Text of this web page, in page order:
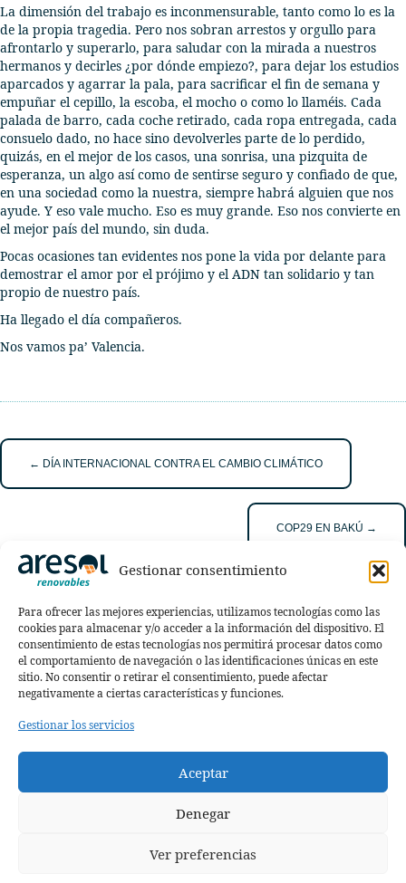
Gestionar consentimiento
Para ofrecer las mejores experiencias, utilizamos tecnologías como las
cookies para almacenar y/o acceder a la información del dispositivo. El
consentimiento de estas tecnologías nos permitirá procesar datos como
el comportamiento de navegación o las identificaciones únicas en este
sitio. No consentir o retirar el consentimiento, puede afectar
negativamente a ciertas características y funciones.
Gestionar los servicios
Aceptar
Denegar
Ver preferencias
La dimensión del trabajo es inconmensurable, tanto como lo es la
de la propia tragedia. Pero nos sobran arrestos y orgullo para
afrontarlo y superarlo, para saludar con la mirada a nuestros
hermanos y decirles ¿por dónde empiezo?, para dejar los estudios
aparcados y agarrar la pala, para sacrificar el fin de semana y
empuñar el cepillo, la escoba, el mocho o como lo llaméis. Cada
palada de barro, cada coche retirado, cada ropa entregada, cada
consuelo dado, no hace sino devolverles parte de lo perdido,
quizás, en el mejor de los casos, una sonrisa, una pizquita de
esperanza, un algo así como de sentirse seguro y confiado de que,
en una sociedad como la nuestra, siempre habrá alguien que nos
ayude. Y eso vale mucho. Eso es muy grande. Eso nos convierte en
el mejor país del mundo, sin duda.
Pocas ocasiones tan evidentes nos pone la vida por delante para
demostrar el amor por el prójimo y el ADN tan solidario y tan
propio de nuestro país.
Ha llegado el día compañeros.
Nos vamos pa’ Valencia.
Posts
navigation
← DÍA INTERNACIONAL CONTRA EL CAMBIO CLIMÁTICO
COP29 EN BAKÚ →
pabellón 8.
26006 Logroño, La Rioja
aresol@aresol.com
POLÍTICA DE PRIVACIDAD